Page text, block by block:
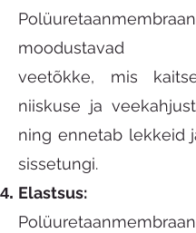
moodustavad
veetõkke, mis
niiskuse ja
ning ennetab lekkeid
sissetungi.
Elastsus: